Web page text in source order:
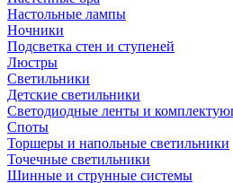
Настольные лампы
Ночники
Подсветка стен и ступеней
Люстры
Светильники
Детские светильники
Светодиодные ленты и
Споты
Торшеры и напольные светильники
Точечные светильники
Шинные и струнные системы